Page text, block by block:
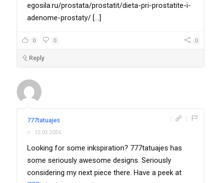
egosila.ru/prostata/prostatit/dieta-pri-prostatite-i-
adenome-prostaty/ [...]
0 0 0
Reply
777tatuajes
12.03.2026
Looking for some inkspiration? 777tatuajes has
some seriously awesome designs. Seriously
considering my next piece there. Have a peek at